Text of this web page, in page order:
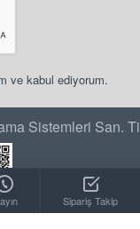
ve kabul ediyorum.
Sistemleri San.
Sipariş Takip